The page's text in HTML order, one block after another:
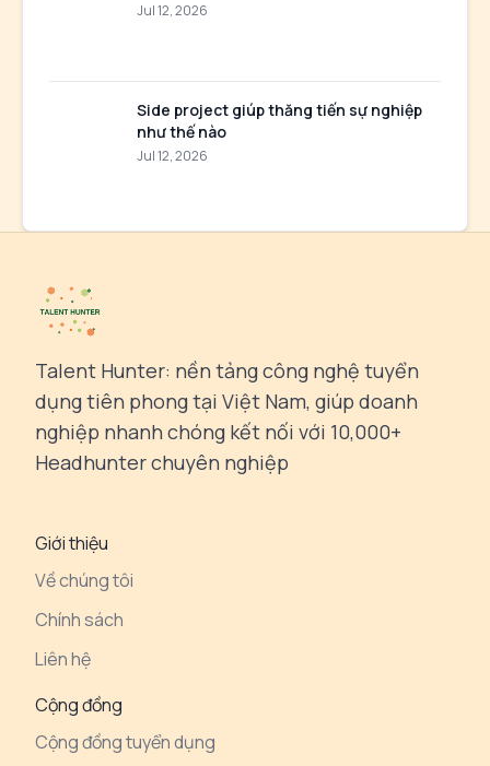
Jul 12, 2026
Side project giúp thăng tiến sự nghiệp
như thế nào
Jul 12, 2026
Talent Hunter: nền tảng công nghệ tuyển
dụng tiên phong tại Việt Nam, giúp doanh
nghiệp nhanh chóng kết nối với 10,000+
Headhunter chuyên nghiệp
Giới thiệu
Về chúng tôi
Chính sách
Liên hệ
Cộng đồng
Cộng đồng tuyển dụng